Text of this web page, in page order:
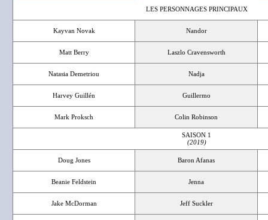
LES PERSONNAGES PRINCIPAUX
Kayvan Novak Nandor
Matt Berry Laszlo Cravensworth
Natasia Demetriou Nadja
Harvey Guillén Guillermo
Mark Proksch Colin Robinson
SAISON 1
(2019)
Doug Jones Baron Afanas
Beanie Feldstein Jenna
Jake McDorman Jeff Suckler